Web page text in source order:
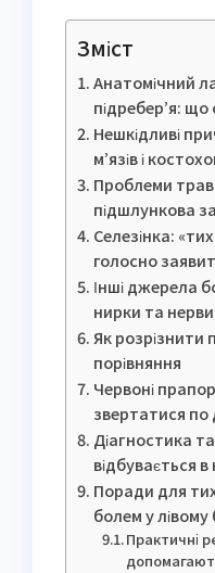
Зміст
Анатомічний
підребер’я:
Нешкідливі
м’язів і
Проблеми
підшлункова
Селезінка:
голосно
Інші джерела
нирки та нерви
Як розрізнити
порівняння
Червоні
звертатися
Діагностика
відбувається в
Поради для
болем у лівому
Практичні